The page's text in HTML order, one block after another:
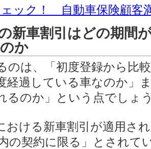
ック！ 自動車保険顧客
新車割引はどの期間
か
は、「初度登録から比
経過している車なのか」
るのか」という点でしょ
ける新車割引が適用さ
の契約に限る」とされて